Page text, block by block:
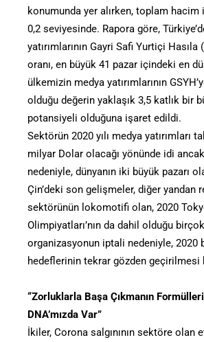
konumunda yer alırken, toplam hacim
0,2 seviyesinde. Rapora göre,
yatırımlarının Gayri Safi Yurtiçi
oranı, en büyük 41 pazar içindeki en
ülkemizin medya yatırımlarının
olduğu değerin yaklaşık 3,5 katlık bir
potansiyeli olduğuna işaret edildi.
Sektörün 2020 yılı medya yatırımları
milyar Dolar olacağı yönünde idi ancak
nedeniyle, dünyanın iki büyük pazarı
Çin’deki son gelişmeler, diğer yandan
sektörünün lokomotifi olan, 2020
Olimpiyatları’nın da dahil olduğu
organizasyonun iptali nedeniyle, 2020
hedeflerinin tekrar gözden geçirilmesi
“Zorluklarla Başa Çıkmanın
DNA’mızda Var”
İkiler, Corona salgınının sektöre olan